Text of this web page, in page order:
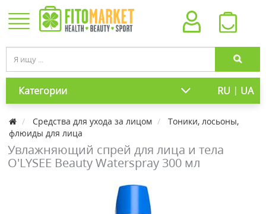
Категории RU | UA
Средства для ухода за лицом
Тоники, лосьоны,
флюиды для лица
Увлажняющий спрей для лица и тела
O'LYSEE Beauty Waterspray 300 мл